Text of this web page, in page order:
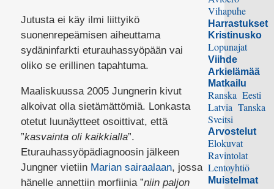
Jutusta ei käy ilmi liittyikö
suonenrepeämisen aiheuttama
sydäninfarkti eturauhassyöpään vai
oliko se erillinen tapahtuma.
Maaliskuussa 2005 Jungnerin kivut
alkoivat olla sietämättömiä. Lonkasta
otetut luunäytteet osoittivat, että
”kasvainta oli kaikkialla”.
Eturauhassyöpädiagnoosin jälkeen
Jungner vietiin Marian sairaalaan, jossa
hänelle annettiin morfiinia ”niin paljon
Vihapuhe
Harrastukset
Kristinusko
Lopunajat
Viihde
Arkielämää
Matkailu
Ranska Eesti
Latvia Tanska
Sveitsi
Arvostelut
Elokuvat
Ravintolat
Lentoyhtiö
Muistelmat